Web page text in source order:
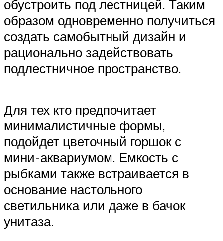
обустроить под лестницей. Таким
образом одновременно получиться
создать самобытный дизайн и
рационально задействовать
подлестничное пространство.
Для тех кто предпочитает
минималистичные формы,
подойдет цветочный горшок с
мини-аквариумом. Емкость с
рыбками также встраивается в
основание настольного
светильника или даже в бачок
унитаза.